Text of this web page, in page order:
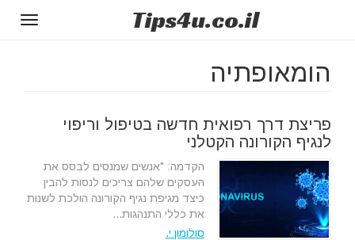
Tips4u.co.il
הומאופתיה
פריצת דרך רפואית חדשה בטיפול וריפוי
לנגיף הקורונה הקטלני
הקדמה: "אנשים שמנסים לבסס את
העסקים שלהם צריכים לנסות להבין
כיצד מגיפת נגיף הקורונה הולכת לשנות
את כללי התנהגות...
סולומון י.